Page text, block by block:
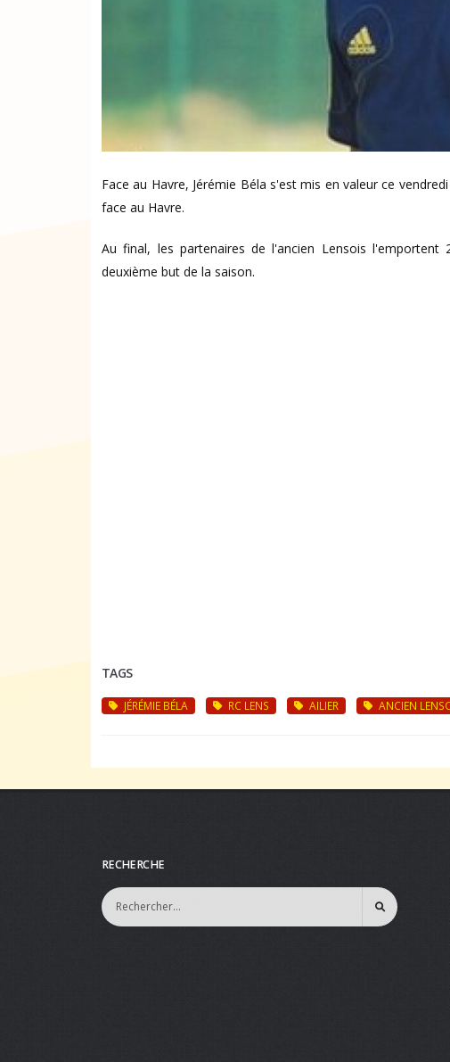
Face au Havre, Jérémie Béla s'est mis en valeur ce
face au Havre.
Au final, les partenaires de l'ancien Lensois
deuxième but de la saison.
TAGS
JÉRÉMIE BÉLA RC LENS AILIER ANCIEN
RECHERCHE